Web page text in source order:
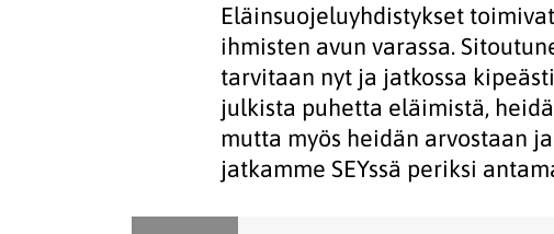
Eläinsuojeluyhdistykset
ihmisten avun varassa.
tarvitaan nyt ja jatkossa
julkista puhetta eläimistä,
mutta myös heidän arvostaan
jatkamme SEYssä periksi